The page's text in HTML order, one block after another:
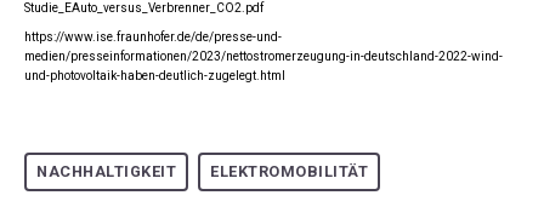
Studie_EAuto_versus_Verbrenner_CO2.pdf
https://www.ise.fraunhofer.de/de/presse-und-
medien/presseinformationen/2023/nettostromerzeugung-in-deutschland-2022-wind-
und-photovoltaik-haben-deutlich-zugelegt.html
NACHHALTIGKEIT ELEKTROMOBILITÄT